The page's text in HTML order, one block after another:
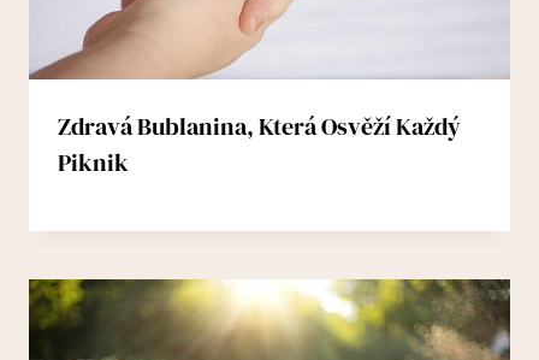
Zdravá Bublanina, Která Osvěží Každý
Piknik